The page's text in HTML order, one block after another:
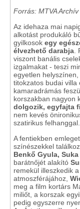
Forrás: MTVA Archív
Az idehaza mai
alkotást produkáló
gyilkosok egy
élvezhető darabja
viszont banális
izgalmakat - teszi
egyetlen
titokzatos budai villa
kamaradrámás
korszakban nagyon
dolgozik, egyfajta
nem kevés
szatirikus felhanggal.
A fentiekben
színészekkel
Benkő Gyula,
barátnőjét alakító
remekül illeszkedik
atmoszférájához,
meg a film kortárs
miliőt, a korszak
pedig egyszerre